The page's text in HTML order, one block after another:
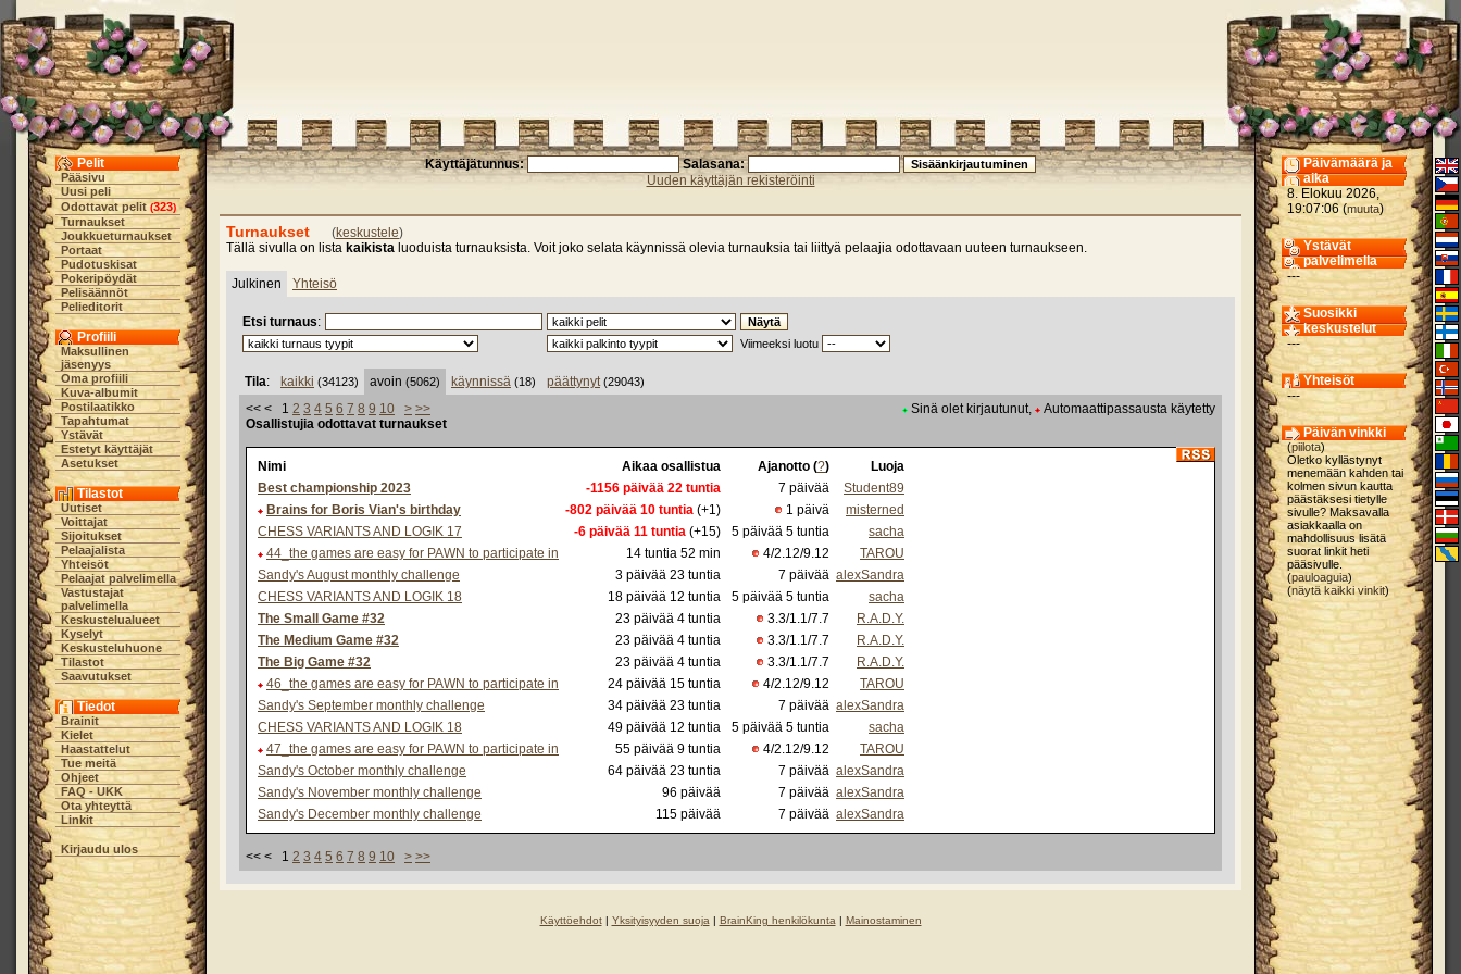
Pelit
Pääsivu
Uusi peli
Odottavat pelit (323)
Turnaukset
Joukkueturnaukset
Portaat
Pudotuskisat
Pokeripöydät
Pelisäännöt
Pelieditorit
Profiili
Maksullinen
jäsenyys
Oma profiili
Kuva-albumit
Postilaatikko
Tapahtumat
Ystävät
Estetyt käyttäjät
Asetukset
Tilastot
Uutiset
Voittajat
Sijoitukset
Pelaajalista
Yhteisöt
Pelaajat palvelimella
Vastustajat
palvelimella
Keskustelualueet
Kyselyt
Keskusteluhuone
Tilastot
Saavutukset
Tiedot
Brainit
Kielet
Haastattelut
Tue meitä
Ohjeet
FAQ - UKK
Ota yhteyttä
Linkit
Kirjaudu ulos
Käyttäjätunnus:
Salasana:
Uuden käyttäjän rekisteröinti
Turnaukset (keskustele)
Tällä sivulla on lista kaikista luoduista turnauksista. Voit joko selata käynnissä olevia turnauksia tai liittyä pelaajia odottavaan uuteen turnaukseen.
Julkinen Yhteisö
Etsi turnaus:
Viimeeksi luotu
Tila: kaikki (34123) avoin (5062) käynnissä (18) päättynyt (29043)
Sinä olet kirjautunut, Automaattipassausta käytetty
<< < 1 2 3 4 5 6 7 8 9 10 > >>
Osallistujia odottavat turnaukset
Nimi Aikaa osallistua Ajanotto (?)
Luoja
Best championship 2023
-1156 päivää 22 tuntia 7 päivää
Student89
Brains for Boris Vian's birthday
-802 päivää 10 tuntia (+1) 1 päivä
misterned
CHESS VARIANTS AND LOGIK 17
-6 päivää 11 tuntia (+15) 5 päivää 5 tuntia
sacha
44_the games are easy for PAWN to participate in
14 tuntia 52 min 4/2.12/9.12
TAROU
Sandy's August monthly challenge
3 päivää 23 tuntia 7 päivää alexSandra
CHESS VARIANTS AND LOGIK 18
18 päivää 12 tuntia 5 päivää 5 tuntia
sacha
The Small Game #32
23 päivää 4 tuntia 3.3/1.1/7.7
R.A.D.Y.
The Medium Game #32
23 päivää 4 tuntia 3.3/1.1/7.7
R.A.D.Y.
The Big Game #32
23 päivää 4 tuntia 3.3/1.1/7.7
R.A.D.Y.
46_the games are easy for PAWN to participate in
24 päivää 15 tuntia 4/2.12/9.12
TAROU
Sandy's September monthly challenge
34 päivää 23 tuntia 7 päivää alexSandra
CHESS VARIANTS AND LOGIK 18
49 päivää 12 tuntia 5 päivää 5 tuntia
sacha
47_the games are easy for PAWN to participate in
55 päivää 9 tuntia 4/2.12/9.12
TAROU
Sandy's October monthly challenge
64 päivää 23 tuntia 7 päivää alexSandra
Sandy's November monthly challenge
96 päivää 7 päivää alexSandra
Sandy's December monthly challenge
115 päivää 7 päivää alexSandra
<< < 1 2 3 4 5 6 7 8 9 10 > >>
Käyttöehdot| Yksityisyyden suoja | BrainKing henkilökunta | Mainostaminen
Päivämäärä ja
aika
8. Elokuu 2026,
19:07:06 (muuta)
Ystävät
palvelimella
---
Suosikki
keskustelut
---
Yhteisöt
---
Päivän vinkki
(piilota)
Oletko kyllästynyt
menemään kahden tai
kolmen sivun kautta
päästäksesi tietylle
sivulle? Maksavalla
asiakkaalla on
mahdollisuus lisätä
suorat linkit heti
pääsivulle.
(pauloaguia)
(näytä kaikki vinkit)